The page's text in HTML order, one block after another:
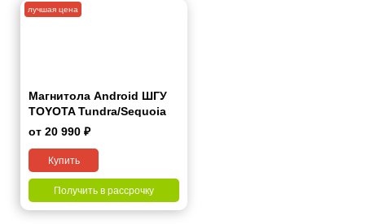
Магнитола Android ШГУ
TOYOTA Tundra/Sequoia
2009-2015 9 дюймов - 9.1
от 20 990 ₽
Купить
Получить в рассрочку
лучшая цена